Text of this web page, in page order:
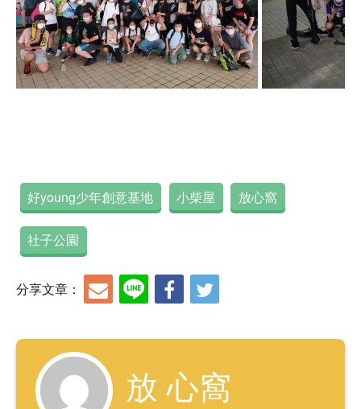
好young少年創意基地 小柴屋 放心窩
社子公園
分享文章：
放 心窩